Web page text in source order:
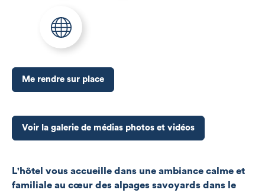
Me rendre sur place
Voir la galerie de médias photos et vidéos
L'hôtel vous accueille dans une ambiance calme et
familiale au cœur des alpages savoyards dans le